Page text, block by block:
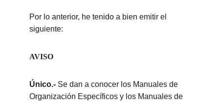
Por lo anterior, he tenido a bien emitir el
siguiente:
AVISO
Único.- Se dan a conocer los Manuales de
Organización Específicos y los Manuales de